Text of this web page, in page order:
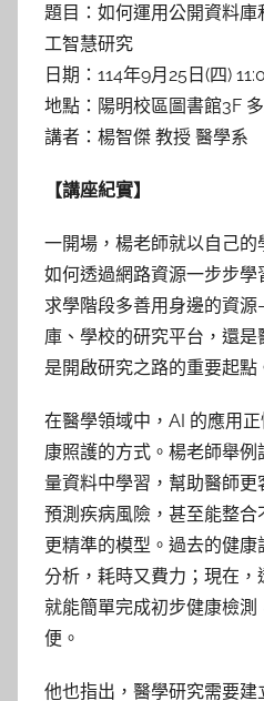
淳
題目：如何運用公開資料
工智慧研究
日期：114年9月25日(四)
地點：陽明校區圖書館3F
講者：楊智傑 教授 醫學系
【講座紀實】
一開場，楊老師就以自己
如何透過網路資源一步步
求學階段多善用身邊的資
庫、學校的研究平台，還
是開啟研究之路的重要起點
在醫學領域中，AI 的應用
康照護的方式。楊老師舉
量資料中學習，幫助醫師更
預測疾病風險，甚至能整
更精準的模型。過去的健
分析，耗時又費力；現在，
就能簡單完成初步健康檢
便。
他也指出，醫學研究需要